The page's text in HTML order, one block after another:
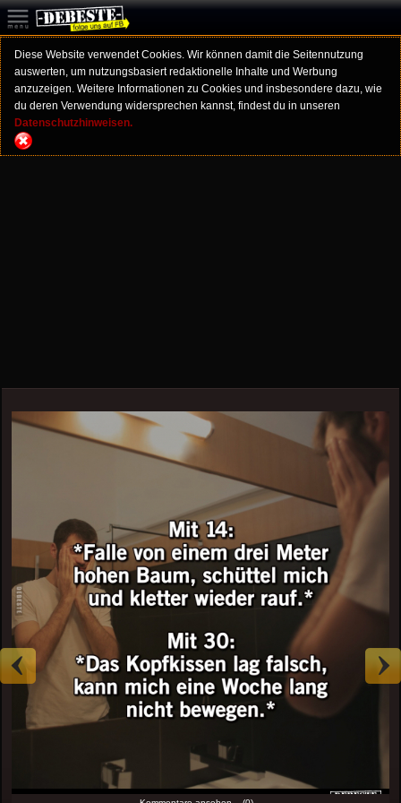
Diese Website verwendet Cookies. Wir können damit die Seitennutzung
auswerten, um nutzungsbasiert redaktionelle Inhalte und Werbung
anzuzeigen. Weitere Informationen zu Cookies und insbesondere dazu, wie
du deren Verwendung widersprechen kannst, findest du in unseren
Datenschutzhinweisen.